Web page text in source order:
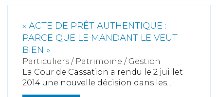
« ACTE DE PRÊT AUTHENTIQUE :
PARCE QUE LE MANDANT LE VEUT
BIEN »
Particuliers / Patrimoine / Gestion
La Cour de Cassation a rendu le 2 juillet
2014 une nouvelle décision dans les...